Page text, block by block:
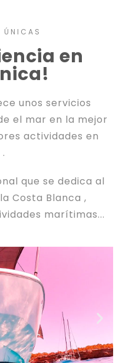
ÚNICAS
en
unos servicios
el mar en la mejor
actividades en
que se dedica al
Costa Blanca ,
marítimas...